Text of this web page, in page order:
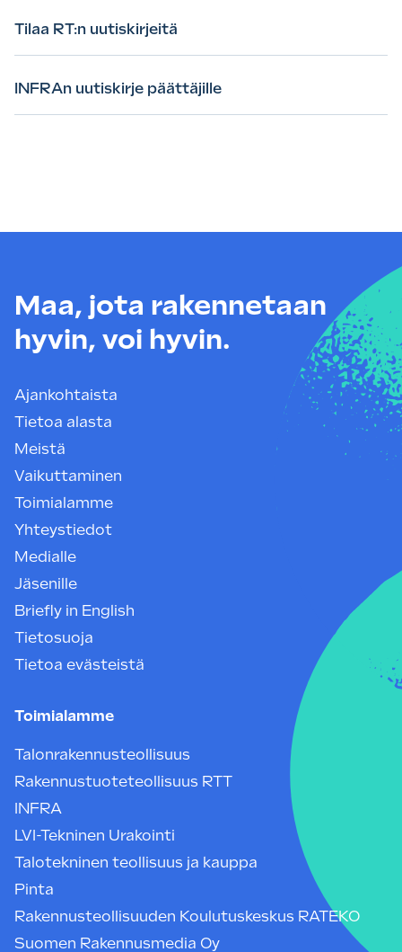
Tilaa RT:n uutiskirjeitä
INFRAn uutiskirje päättäjille
Maa, jota rakennetaan
hyvin, voi hyvin.
Ajankohtaista
Tietoa alasta
Meistä
Vaikuttaminen
Toimialamme
Yhteystiedot
Medialle
Jäsenille
Briefly in English
Tietosuoja
Tietoa evästeistä
Toimialamme
Talonrakennusteollisuus
Rakennustuoteteollisuus RTT
INFRA
LVI-Tekninen Urakointi
Talotekninen teollisuus ja kauppa
Pinta
Rakennusteollisuuden Koulutuskeskus RATEKO
Suomen Rakennusmedia Oy